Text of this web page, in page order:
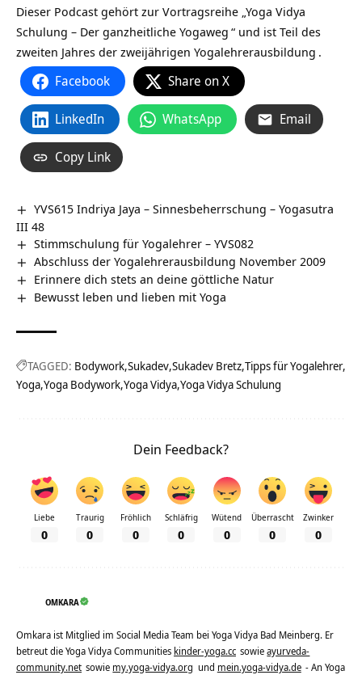
Dieser Podcast gehört zur Vortragsreihe „Yoga Vidya
Schulung – Der ganzheitliche Yogaweg “ und ist Teil des
zweiten Jahres der zweijährigen Yogalehrerausbildung .
Facebook Share on X
LinkedIn WhatsApp Email
Copy Link
YVS615 Indriya Jaya – Sinnesbeherrschung – Yogasutra
III 48
Stimmschulung für Yogalehrer – YVS082
Abschluss der Yogalehrerausbildung November 2009
Erinnere dich stets an deine göttliche Natur
Bewusst leben und lieben mit Yoga
TAGGED: Bodywork Sukadev Sukadev Bretz Tipps für Yogalehrer
Yoga Yoga Bodywork Yoga Vidya Yoga Vidya Schulung
Dein Feedback?
Liebe
0
Traurig
0
Fröhlich
0
Schläfrig
0
Wütend
0
Überrascht
0
Zwinker
0
OMKARA
Omkara ist Mitglied im Social Media Team bei Yoga Vidya Bad Meinberg. Er
betreut die Yoga Vidya Communities kinder-yoga.cc sowieayurveda-
community.net sowie my.yoga-vidya.org und mein.yoga-vidya.de - An Yoga